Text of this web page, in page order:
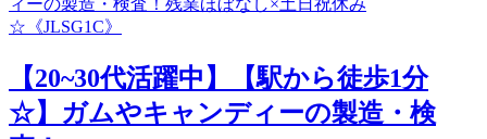
【20~30代活躍中】【駅から徒歩1分
☆】ガムやキャンディーの製造・検